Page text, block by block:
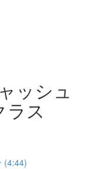
ッシュ
ラス
(4:44)